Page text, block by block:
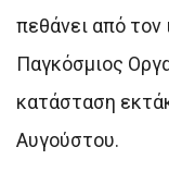
πεθάνει από
Παγκόσμιος
κατάσταση
Αυγούστου.